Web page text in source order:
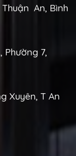
An, Bình
Phường 7,
Xuyên, T An